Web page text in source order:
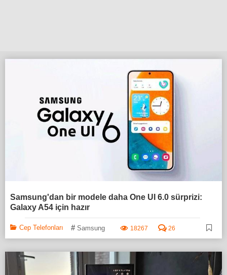
Samsung'dan bir modele daha One UI 6.0 sürprizi:
Galaxy A54 için hazır
Cep Telefonları # Samsung 18267 26